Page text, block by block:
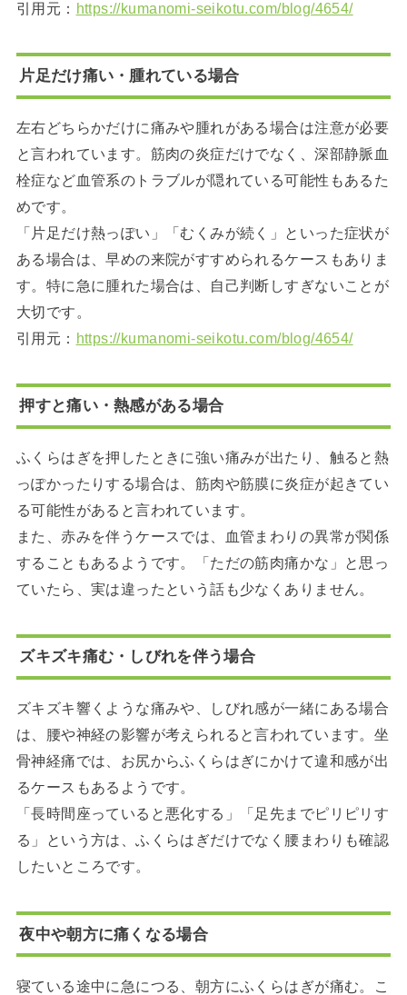
引用元： https://kumanomi-seikotu.com/blog/4654/
片足だけ痛い・腫れている場合
左右どちらかだけに痛みや腫れがある場合は注意が必要
と言われています。筋肉の炎症だけでなく、深部静脈血
栓症など血管系のトラブルが隠れている可能性もあるた
めです。
「片足だけ熱っぽい」「むくみが続く」といった症状が
ある場合は、早めの来院がすすめられるケースもありま
す。特に急に腫れた場合は、自己判断しすぎないことが
大切です。
引用元： https://kumanomi-seikotu.com/blog/4654/
押すと痛い・熱感がある場合
ふくらはぎを押したときに強い痛みが出たり、触ると熱
っぽかったりする場合は、筋肉や筋膜に炎症が起きてい
る可能性があると言われています。
また、赤みを伴うケースでは、血管まわりの異常が関係
することもあるようです。「ただの筋肉痛かな」と思っ
ていたら、実は違ったという話も少なくありません。
ズキズキ痛む・しびれを伴う場合
ズキズキ響くような痛みや、しびれ感が一緒にある場合
は、腰や神経の影響が考えられると言われています。坐
骨神経痛では、お尻からふくらはぎにかけて違和感が出
るケースもあるようです。
「長時間座っていると悪化する」「足先までピリピリす
る」という方は、ふくらはぎだけでなく腰まわりも確認
したいところです。
夜中や朝方に痛くなる場合
寝ている途中に急につる、朝方にふくらはぎが痛む。こ